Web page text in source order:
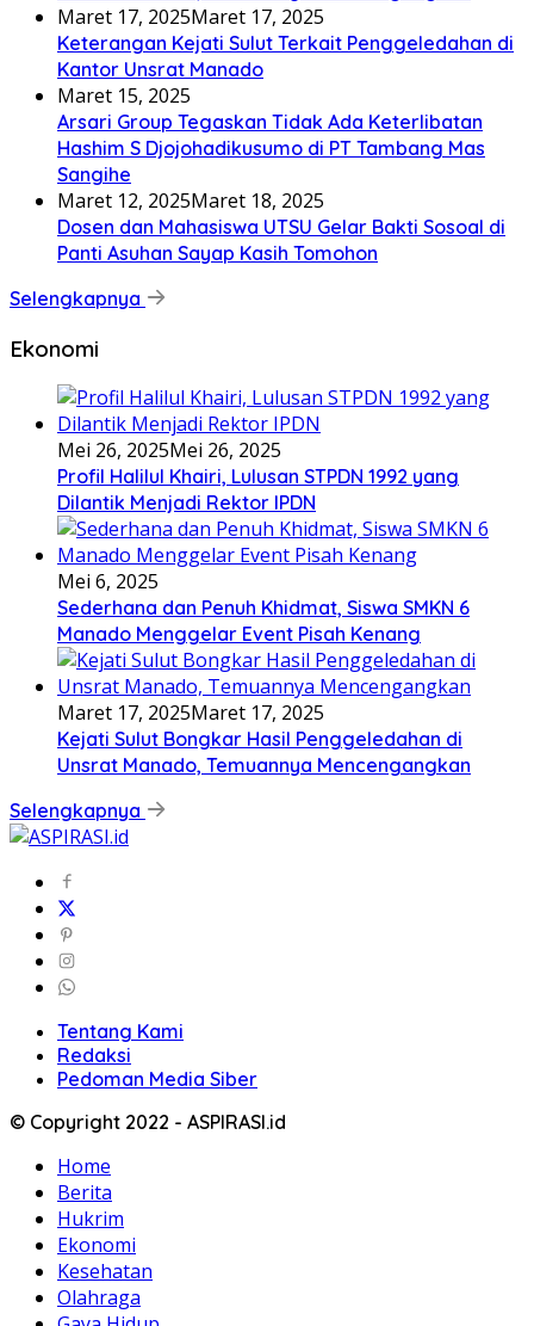
Maret 17, 2025Maret 17, 2025
Keterangan Kejati Sulut Terkait Penggeledahan di
Kantor Unsrat Manado
Maret 15, 2025
Arsari Group Tegaskan Tidak Ada Keterlibatan
Hashim S Djojohadikusumo di PT Tambang Mas
Sangihe
Maret 12, 2025Maret 18, 2025
Dosen dan Mahasiswa UTSU Gelar Bakti Sosoal di
Panti Asuhan Sayap Kasih Tomohon
Selengkapnya
Ekonomi
Mei 26, 2025Mei 26, 2025
Profil Halilul Khairi, Lulusan STPDN 1992 yang
Dilantik Menjadi Rektor IPDN
Mei 6, 2025
Sederhana dan Penuh Khidmat, Siswa SMKN 6
Manado Menggelar Event Pisah Kenang
Maret 17, 2025Maret 17, 2025
Kejati Sulut Bongkar Hasil Penggeledahan di
Unsrat Manado, Temuannya Mencengangkan
Selengkapnya
Tentang Kami
Redaksi
Pedoman Media Siber
© Copyright 2022 - ASPIRASI.id
Home
Berita
Hukrim
Ekonomi
Kesehatan
Olahraga